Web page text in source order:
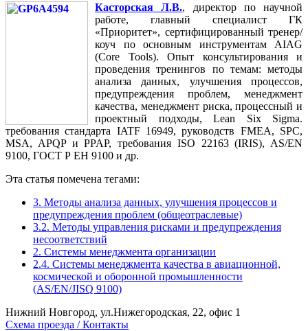
Касторская Л.В., директор по научной
работе, главный специалист ГК
«Приоритет», сертифицированный тренер/
коуч по основным инструментам AIAG
(Core Tools). Опыт консультирования и
проведения тренингов по темам: методы
анализа данных, улучшения процессов,
предупреждения проблем, менеджмент
качества, менеджмент риска, процессный и
проектный подходы, Lean Six Sigma.
требования стандарта IATF 16949, руководств FMEA, SPC,
MSA, APQP и PPAP, требования ISO 22163 (IRIS), AS/EN
9100, ГОСТ Р ЕН 9100 и др.
Эта статья помечена тегами:
3. Методы анализа данных, улучшения процессов и
предупреждения проблем (общеотраслевые)
3.2. Методы управления рисками и предупреждения
несоответствий
2. Системы менеджмента организации
2.4. Системы менеджмента качества в авиационной,
космической и оборонной промышленности
(AS/EN/JISQ 9100)
Нижний Новгород, ул.Нижегородская, 22, офис 1
Схема проезда / Контакты